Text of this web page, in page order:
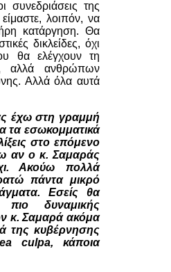
συνεδριάσεις της
λοιπόν, να
κατάργηση. Θα
δικλείδες, όχι
θα ελέγχουν τη
αλλά ανθρώπων
Αλλά όλα αυτά
έχω στη γραμμή
τα εσωκομματικά
στο επόμενο
αν ο κ. Σαμαράς
Ακούω πολλά
πάντα μικρό
Εσείς θα
δυναμικής
κ. Σαμαρά ακόμα
της κυβέρνησης
culpa, κάποια